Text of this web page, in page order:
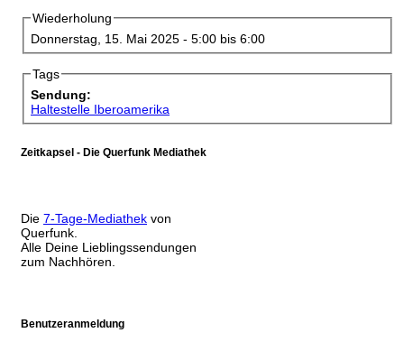
Wiederholung
Donnerstag, 15. Mai 2025 - 5:00 bis 6:00
Tags
Sendung:
Haltestelle Iberoamerika
Zeitkapsel - Die Querfunk Mediathek
Die 7-Tage-Mediathek von
Querfunk.
Alle Deine Lieblingssendungen
zum Nachhören.
Benutzeranmeldung